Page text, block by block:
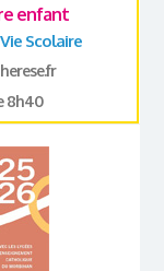
enfant
Scolaire
8h40